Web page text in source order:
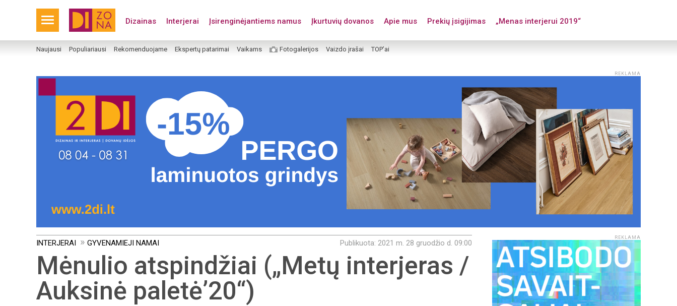
Dizainas Interjerai Įsirenginėjantiems namus Įkurtuvių dovanos Apie mus Prekių įsigijimas „Menas interjerui 2019“
Naujausi Populiariausi Rekomenduojame Ekspertų patarimai Vaikams Fotogalerijos Vaizdo įrašai TOP’ai
REKLAMA
INTERJERAI GYVENAMIEJI NAMAI Publikuota: 2021 m. 28 gruodžio d. 09:00
Mėnulio atspindžiai („Metų interjeras /
Auksinė paletė’20“)
REKLAMA